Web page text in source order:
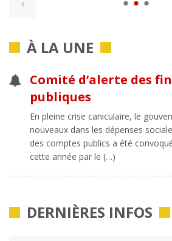
À LA UNE
Comité d’alerte des
publiques
En pleine crise caniculaire, le
nouveaux dans les dépenses
des comptes publics a été
cette année par le (…)
DERNIÈRES INFOS